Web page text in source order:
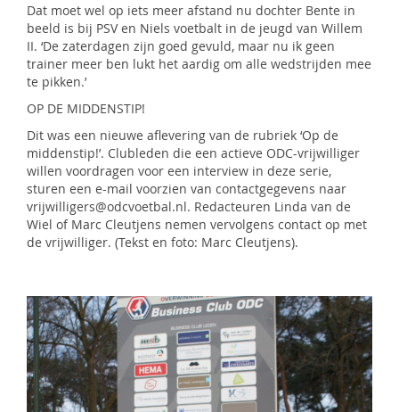
Dat moet wel op iets meer afstand nu dochter Bente in
beeld is bij PSV en Niels voetbalt in de jeugd van Willem
II. ‘De zaterdagen zijn goed gevuld, maar nu ik geen
trainer meer ben lukt het aardig om alle wedstrijden mee
te pikken.’
OP DE MIDDENSTIP!
Dit was een nieuwe aflevering van de rubriek ‘Op de
middenstip!’. Clubleden die een actieve ODC-vrijwilliger
willen voordragen voor een interview in deze serie,
sturen een e-mail voorzien van contactgegevens naar
vrijwilligers@odcvoetbal.nl. Redacteuren Linda van de
Wiel of Marc Cleutjens nemen vervolgens contact op met
de vrijwilliger. (Tekst en foto: Marc Cleutjens).